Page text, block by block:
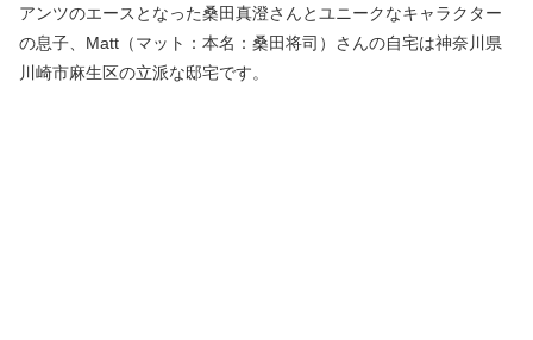
アンツのエースとなった桑田真澄さんとユニークなキャラクター
の息子、Matt（マット：本名：桑田将司）さんの自宅は神奈川県
川崎市麻生区の立派な邸宅です。